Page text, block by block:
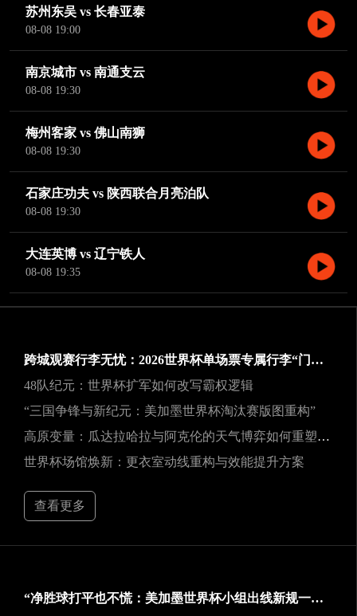
苏州东吴 vs 长春亚泰
08-08 19:00
南京城市 vs 南通支云
08-08 19:30
梅州客家 vs 佛山南狮
08-08 19:30
石家庄功夫 vs 陕西联合月亮泊队
08-08 19:30
大连英博 vs 辽宁铁人
08-08 19:35
跨城观赛行李无忧：2026世界杯单场票专属行李“门到门”跨城速达方案
48队纪元：世界杯扩军如何改写霸权逻辑
“三国争锋与新纪元：美加墨世界杯淘汰赛版图重构”
高原变量：瓜达拉哈拉与阿克伦的天气博弈如何重塑2026世界杯战术逻辑
世界杯场馆焕新：更衣室动线重构与效能提升方案
查看更多
“净胜球打平也不慌：美加墨世界杯小组出线新规一图看懂”